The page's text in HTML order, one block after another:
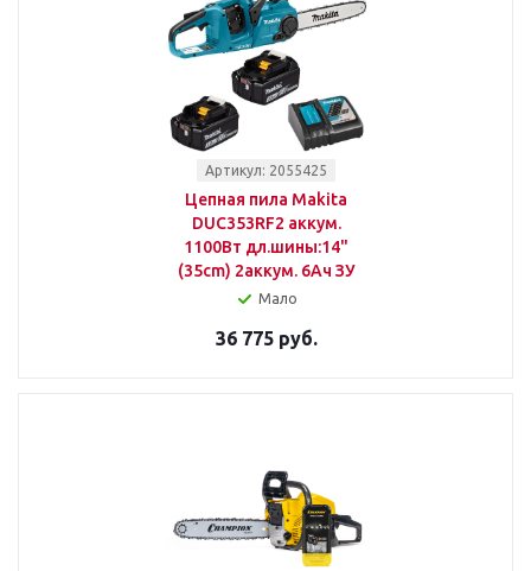
Артикул: 2055425
Цепная пила Makita
DUC353RF2 аккум.
1100Вт дл.шины:14"
(35cm) 2аккум. 6Ач ЗУ
Мало
36 775 руб.